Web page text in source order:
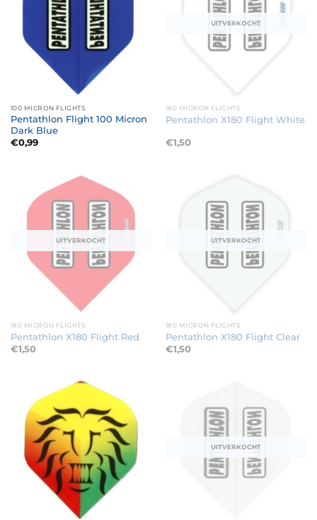
100 MICRON FLIGHTS
Pentathlon Flight 100 Micron
Dark Blue
€0,99
UITVERKOCHT
180 MICRON FLIGHTS
Pentathlon X180 Flight White
€1,50
UITVERKOCHT
180 MICRON FLIGHTS
Pentathlon X180 Flight Red
€1,50
UITVERKOCHT
180 MICRON FLIGHTS
Pentathlon X180 Flight Clear
€1,50
UITVERKOCHT